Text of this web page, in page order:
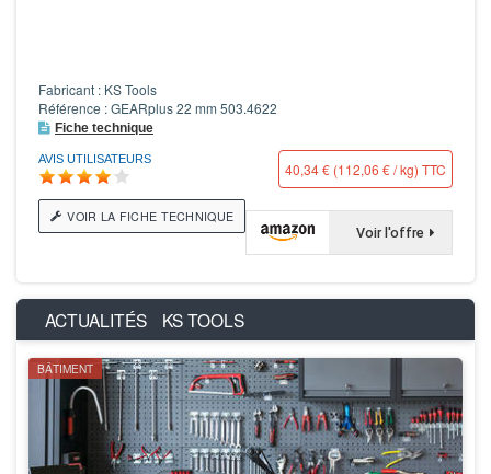
Fabricant : KS Tools
Référence : GEARplus 22 mm 503.4622
Fiche technique
AVIS UTILISATEURS
40,34 € (112,06 € / kg) TTC
VOIR LA FICHE TECHNIQUE
Voir l'offre
ACTUALITÉS KS TOOLS
BÂTIMENT